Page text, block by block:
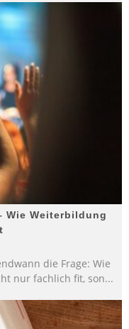
Wie Weiterbildung
die Frage: Wie
nur fachlich fit, son...